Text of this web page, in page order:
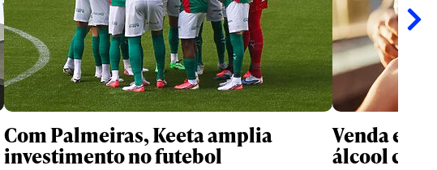
Com Palmeiras, Keeta amplia
investimento no futebol
Venda e
álcool